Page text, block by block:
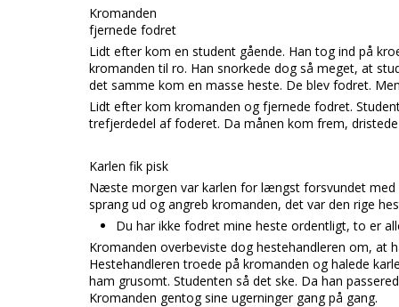
Kromanden
fjernede fodret
Lidt efter kom en student gående. Han tog ind på
kromanden til ro. Han snorkede dog så meget, at
det samme kom en masse heste. De blev fodret.
Lidt efter kom kromanden og fjernede fodret.
trefjerdedel af foderet. Da månen kom frem,
Karlen fik pisk
Næste morgen var karlen for længst forsvundet med
sprang ud og angreb kromanden, det var den rige
Du har ikke fodret mine heste ordentligt, to er
Kromanden overbeviste dog hestehandleren om, at
Hestehandleren troede på kromanden og halede
ham grusomt. Studenten så det ske. Da han
Kromanden gentog sine ugerninger gang på gang.